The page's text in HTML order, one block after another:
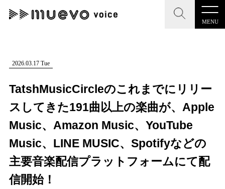
MENU
CLOSE
記事を検索する
#男性SSW #ポップス #女性SSW #ロック
#男性シンガー
CLOSE
"読者の声を形にする”音楽特化メディア
記事一覧
プレスリリース一覧
2026.03.17 Tue
TatshMusicCircleのこれまでにリリー
スしてきた191曲以上の楽曲が、Apple
Music、Amazon Music、YouTube
Music、LINE MUSIC、Spotifyなどの
主要音楽配信プラットフォームにて配
信開始！